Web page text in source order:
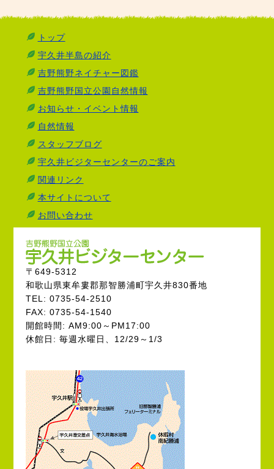
トップ
宇久井半島の紹介
吉野熊野ネイチャー図鑑
吉野熊野国立公園自然情報
お知らせ・イベント情報
自然情報
スタッフブログ
宇久井ビジターセンターのご案内
関連リンク
本サイトについて
お問い合わせ
〒649-5312
和歌山県東牟婁郡那智勝浦町宇久井830番地
TEL: 0735-54-2510
FAX: 0735-54-1540
開館時間: AM9:00～PM17:00
休館日: 毎週水曜日、12/29～1/3